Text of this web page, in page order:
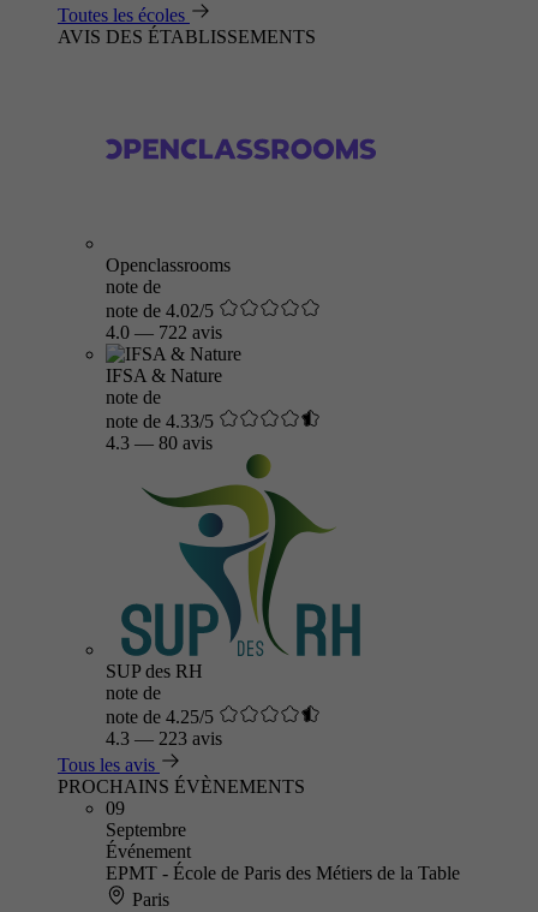
Toutes les écoles
AVIS DES ÉTABLISSEMENTS
Openclassrooms
note de
note de 4.02/5
4.0 — 722 avis
IFSA & Nature
note de
note de 4.33/5
4.3 — 80 avis
SUP des RH
note de
note de 4.25/5
4.3 — 223 avis
Tous les avis
PROCHAINS ÉVÈNEMENTS
09
Septembre
Événement
EPMT - École de Paris des Métiers de la Table
Paris